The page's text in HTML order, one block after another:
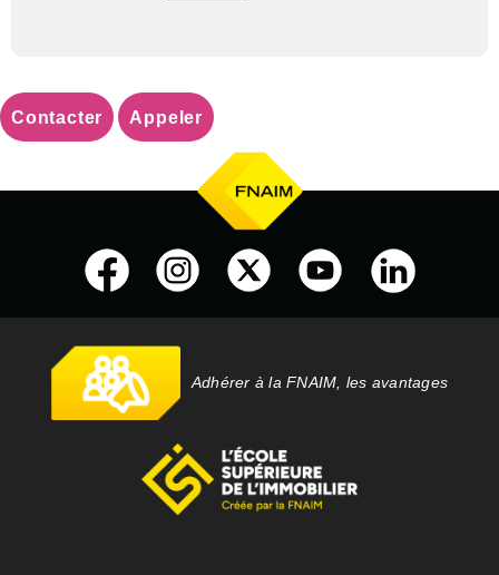
Contacter Appeler
Adhérer à la FNAIM, les avantages